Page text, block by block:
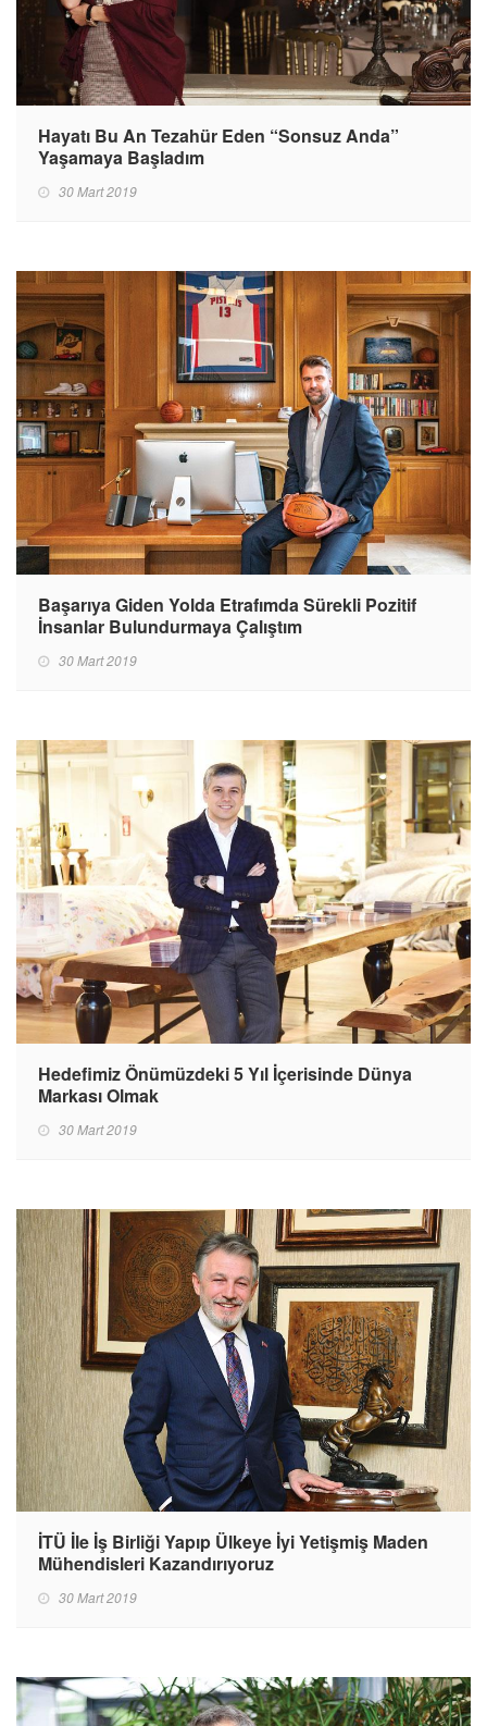
Hayatı Bu An Tezahür Eden “Sonsuz Anda”
Yaşamaya Başladım
30 Mart 2019
Başarıya Giden Yolda Etrafımda Sürekli Pozitif
İnsanlar Bulundurmaya Çalıştım
30 Mart 2019
Hedefimiz Önümüzdeki 5 Yıl İçerisinde Dünya
Markası Olmak
30 Mart 2019
İTÜ İle İş Birliği Yapıp Ülkeye İyi Yetişmiş Maden
Mühendisleri Kazandırıyoruz
30 Mart 2019